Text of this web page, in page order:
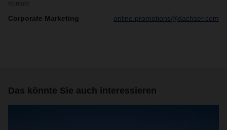
Kontakt
Corporate Marketing online.promotions@dachser.com
Das könnte Sie auch interessieren